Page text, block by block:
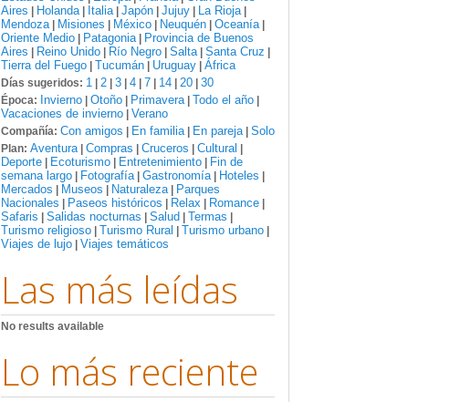
Aires
Holanda| Italia| Japón Jujuy La Rioja|
Mendoza| Misiones México Neuquén Oceanía|
Oriente Medio Patagonia|
Provincia de Buenos
Aires
Reino Unido Río Negro Salta| Santa Cruz
Tierra del Fuego Tucumán Uruguay África
Días sugeridos: 1 2 3 4 7 14 20 30
Época: Invierno Otoño Primavera| Todo el año
Vacaciones de invierno Verano
Compañía: Con amigos En familia| En pareja| Solo
Plan: Aventura| Compras Cruceros Cultural
Deporte Ecoturismo Entretenimiento
Fin de
semana largo
Fotografía| Gastronomía| Hoteles
Mercados Museos Naturaleza|
Parques
Nacionales
Paseos históricos Relax Romance
Safaris Salidas nocturnas Salud Termas
Turismo religioso Turismo Rural Turismo urbano
Viajes de lujo Viajes temáticos
Las más leídas
No results available
Lo más reciente